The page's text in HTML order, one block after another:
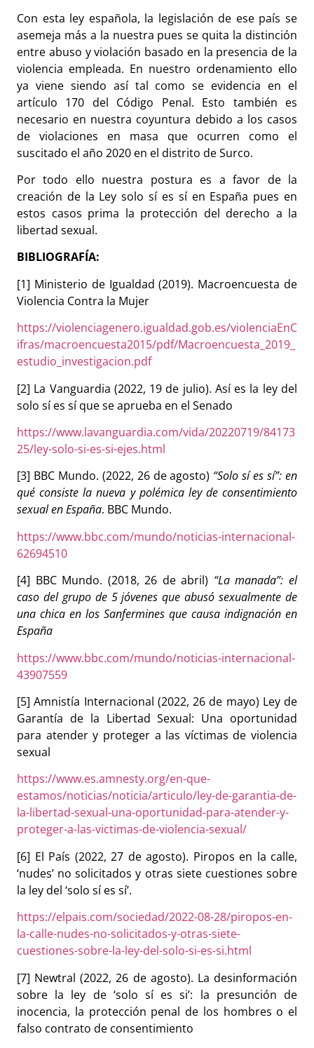
Con esta ley española, la legislación de ese país se
asemeja más a la nuestra pues se quita la distinción
entre abuso y violación basado en la presencia de la
violencia empleada. En nuestro ordenamiento ello
ya viene siendo así tal como se evidencia en el
artículo 170 del Código Penal. Esto también es
necesario en nuestra coyuntura debido a los casos
de violaciones en masa que ocurren como el
suscitado el año 2020 en el distrito de Surco.
Por todo ello nuestra postura es a favor de la
creación de la Ley solo sí es sí en España pues en
estos casos prima la protección del derecho a la
libertad sexual.
BIBLIOGRAFÍA:
[1] Ministerio de Igualdad (2019). Macroencuesta de
Violencia Contra la Mujer
https://violenciagenero.igualdad.gob.es/violenciaEnC
ifras/macroencuesta2015/pdf/Macroencuesta_2019_
estudio_investigacion.pdf
[2] La Vanguardia (2022, 19 de julio). Así es la ley del
solo sí es sí que se aprueba en el Senado
https://www.lavanguardia.com/vida/20220719/84173
25/ley-solo-si-es-si-ejes.html
[3] BBC Mundo. (2022, 26 de agosto) “Solo sí es sí”: en
qué consiste la nueva y polémica ley de consentimiento
sexual en España. BBC Mundo.
https://www.bbc.com/mundo/noticias-internacional-
62694510
[4] BBC Mundo. (2018, 26 de abril) “La manada”: el
caso del grupo de 5 jóvenes que abusó sexualmente de
una chica en los Sanfermines que causa indignación en
España
https://www.bbc.com/mundo/noticias-internacional-
43907559
[5] Amnistía Internacional (2022, 26 de mayo) Ley de
Garantía de la Libertad Sexual: Una oportunidad
para atender y proteger a las víctimas de violencia
sexual
https://www.es.amnesty.org/en-que-
estamos/noticias/noticia/articulo/ley-de-garantia-de-
la-libertad-sexual-una-oportunidad-para-atender-y-
proteger-a-las-victimas-de-violencia-sexual/
[6] El País (2022, 27 de agosto). Piropos en la calle,
‘nudes’ no solicitados y otras siete cuestiones sobre
la ley del ‘solo sí es sí’.
https://elpais.com/sociedad/2022-08-28/piropos-en-
la-calle-nudes-no-solicitados-y-otras-siete-
cuestiones-sobre-la-ley-del-solo-si-es-si.html
[7] Newtral (2022, 26 de agosto). La desinformación
sobre la ley de ‘solo sí es si’: la presunción de
inocencia, la protección penal de los hombres o el
falso contrato de consentimiento